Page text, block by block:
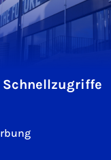
Schnellzugriffe